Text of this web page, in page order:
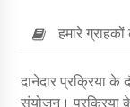
हमारे
दानेदार प्रक्रिया
संयोजन। प्रक्रिया